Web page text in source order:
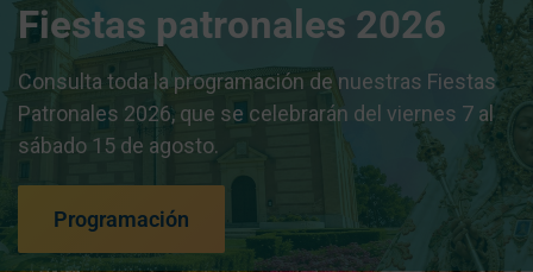
Fiestas patronales 2026
Consulta toda la programación de nuestras Fiestas
Patronales 2026, que se celebrarán del viernes 7 al
sábado 15 de agosto.
Programación